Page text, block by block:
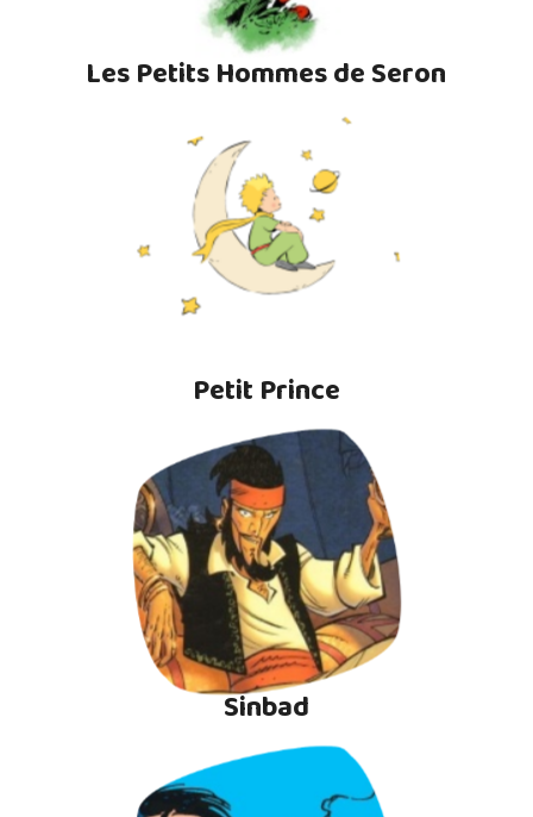
Les Petits Hommes de Seron
Petit Prince
Sinbad